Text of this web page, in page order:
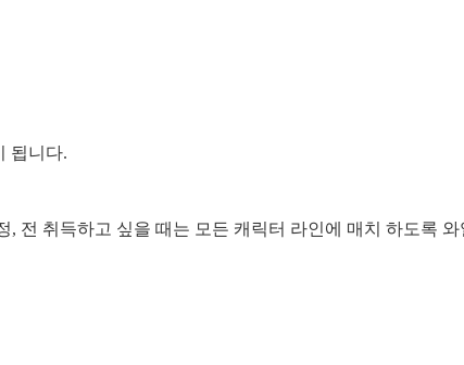
됩니다.
전 취득하고 싶을 때는 모든 캐릭터 라인에 매치 하도록